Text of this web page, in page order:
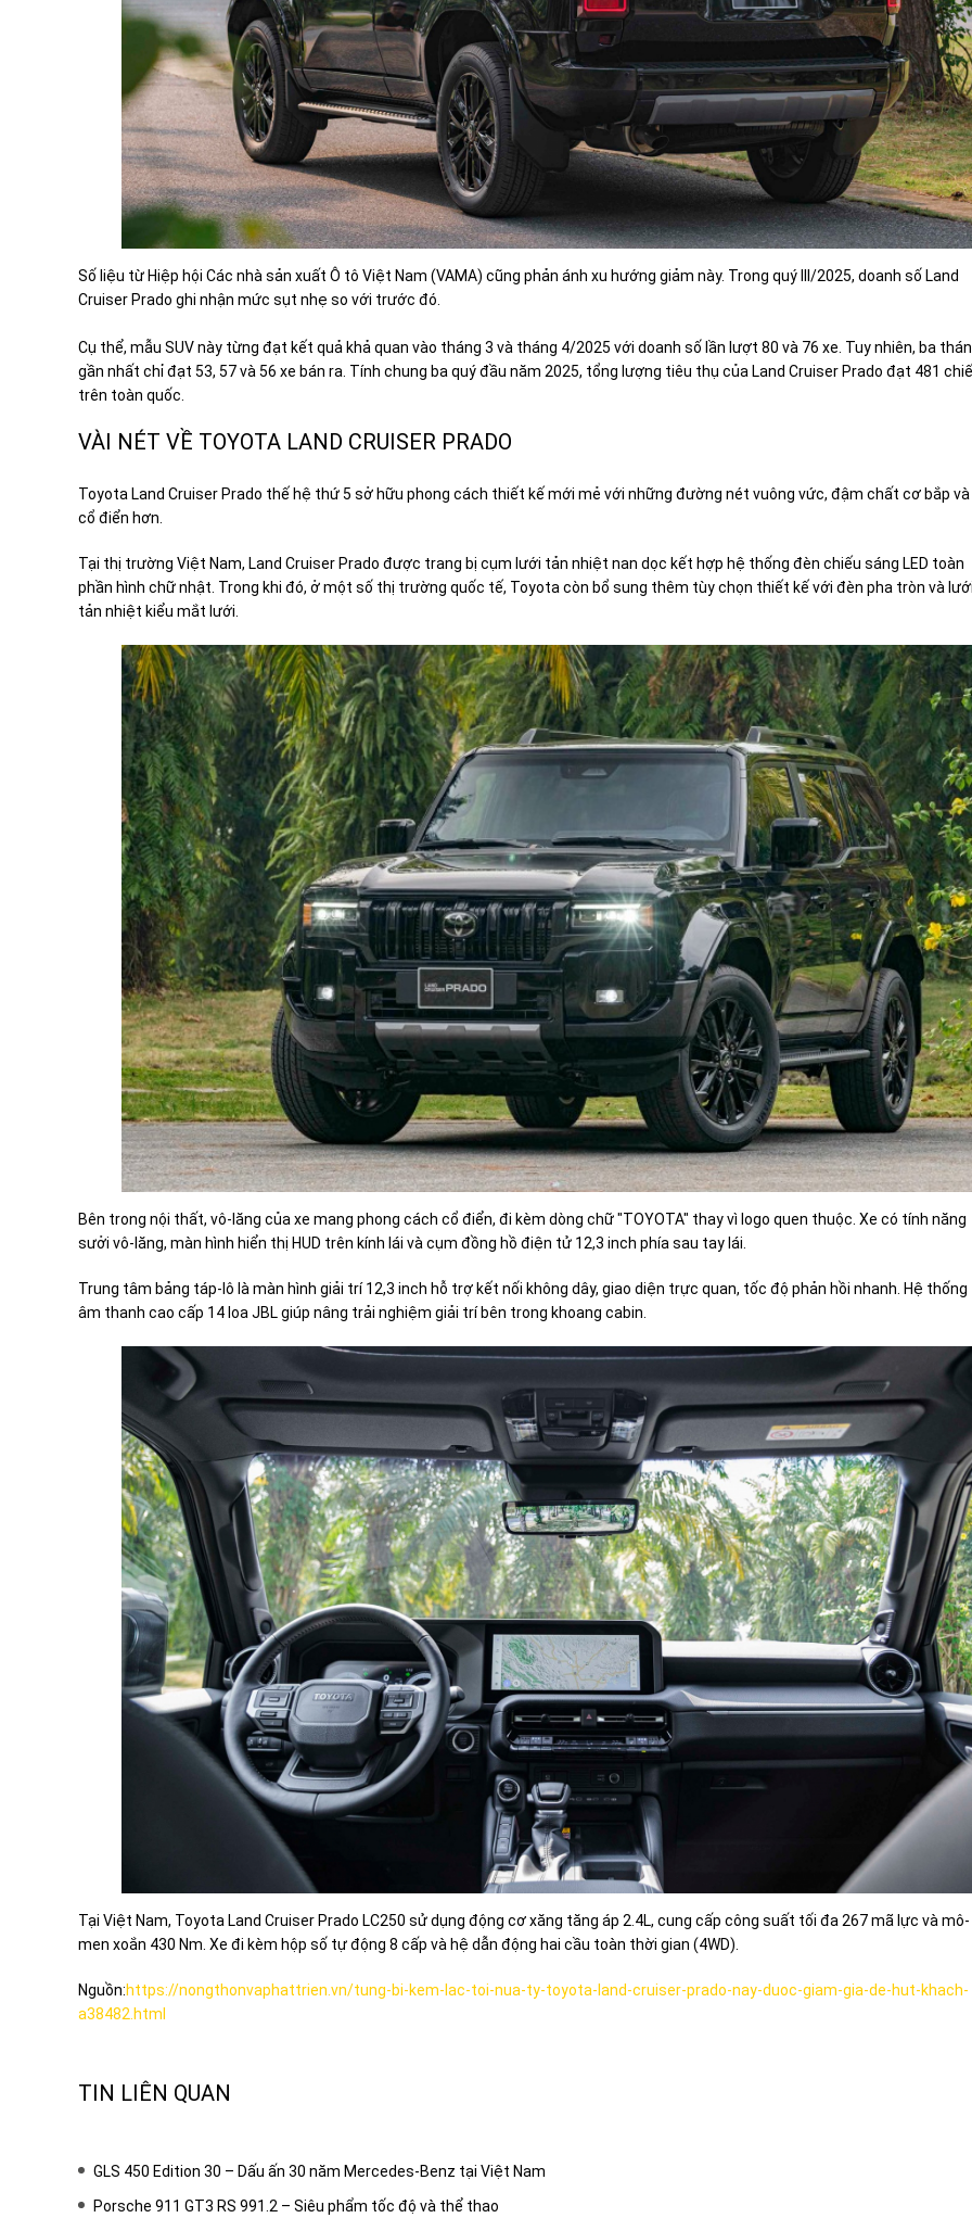
Số liệu từ Hiệp hội Các nhà sản xuất Ô tô Việt Nam (VAMA) cũng phản ánh xu hướng giảm này. Trong quý III/2025, doanh số Land
Cruiser Prado ghi nhận mức sụt nhẹ so với trước đó.
Cụ thể, mẫu SUV này từng đạt kết quả khả quan vào tháng 3 và tháng 4/2025 với doanh số lần lượt 80 và 76 xe. Tuy nhiên, ba
gần nhất chỉ đạt 53, 57 và 56 xe bán ra. Tính chung ba quý đầu năm 2025, tổng lượng tiêu thụ của Land Cruiser Prado đạt 481
trên toàn quốc.
VÀI NÉT VỀ TOYOTA LAND CRUISER PRADO
Toyota Land Cruiser Prado thế hệ thứ 5 sở hữu phong cách thiết kế mới mẻ với những đường nét vuông vức, đậm chất cơ bắp và
cổ điển hơn.
Tại thị trường Việt Nam, Land Cruiser Prado được trang bị cụm lưới tản nhiệt nan dọc kết hợp hệ thống đèn chiếu sáng LED toàn
phần hình chữ nhật. Trong khi đó, ở một số thị trường quốc tế, Toyota còn bổ sung thêm tùy chọn thiết kế với đèn pha tròn và
tản nhiệt kiểu mắt lưới.
Bên trong nội thất, vô-lăng của xe mang phong cách cổ điển, đi kèm dòng chữ "TOYOTA" thay vì logo quen thuộc. Xe có tính năng
sưởi vô-lăng, màn hình hiển thị HUD trên kính lái và cụm đồng hồ điện tử 12,3 inch phía sau tay lái.
Trung tâm bảng táp-lô là màn hình giải trí 12,3 inch hỗ trợ kết nối không dây, giao diện trực quan, tốc độ phản hồi nhanh. Hệ thống
âm thanh cao cấp 14 loa JBL giúp nâng trải nghiệm giải trí bên trong khoang cabin.
Tại Việt Nam, Toyota Land Cruiser Prado LC250 sử dụng động cơ xăng tăng áp 2.4L, cung cấp công suất tối đa 267 mã lực và mô-
men xoắn 430 Nm. Xe đi kèm hộp số tự động 8 cấp và hệ dẫn động hai cầu toàn thời gian (4WD).
Nguồn:https://nongthonvaphattrien.vn/tung-bi-kem-lac-toi-nua-ty-toyota-land-cruiser-prado-nay-duoc-giam-gia-de-hut-khach-
a38482.html
TIN LIÊN QUAN
GLS 450 Edition 30 – Dấu ấn 30 năm Mercedes-Benz tại Việt Nam
Porsche 911 GT3 RS 991.2 – Siêu phẩm tốc độ và thể thao